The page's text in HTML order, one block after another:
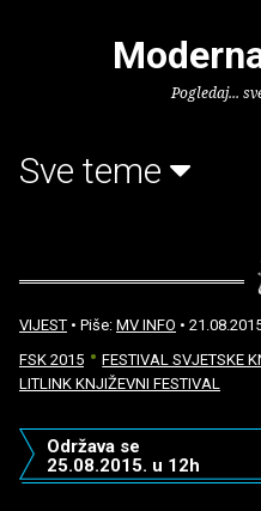
Pogledaj...
Sve teme
VIJEST • Piše: MV INFO •
FSK 2015
FESTIVAL SVJETSKE
LITLINK KNJIŽEVNI FESTIVAL
Održava se
25.08.2015. u 12h